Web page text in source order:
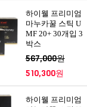
하이웰 프리미엄
마누카꿀 스틱 U
MF 20+ 30개입 3
박스
567,000원
510,300원
하이웰 프리미엄